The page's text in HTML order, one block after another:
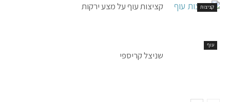
קציצות קציצות עוף על מצע ירקות
עוף
שניצל קריספי